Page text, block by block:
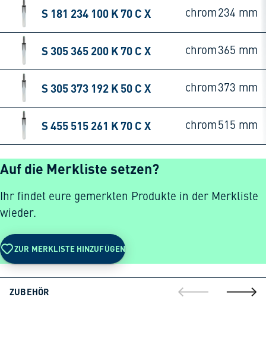
S 181 234 100 K 70 C X chrom 234 mm
S 305 365 200 K 70 C X chrom365 mm
S 305 373 192 K 50 C X chrom373 mm
S 455 515 261 K 70 C X chrom 515 mm
Auf die Merkliste setzen?
Ihr findet eure gemerkten Produkte in der Merkliste
wieder.
ZUR MERKLISTE HINZUFÜGEN
ZUBEHÖR
gehe zur gehe